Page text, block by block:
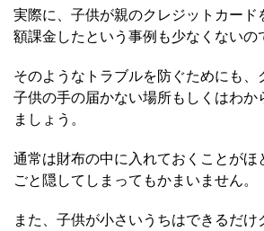
実際に、子供が親のクレジットカード
額課金したという事例も少なくないの
そのようなトラブルを防ぐためにも、
子供の手の届かない場所もしくはわか
ましょう。
通常は財布の中に入れておくことがほ
ごと隠してしまってもかまいません。
また、子供が小さいうちはできるだけ